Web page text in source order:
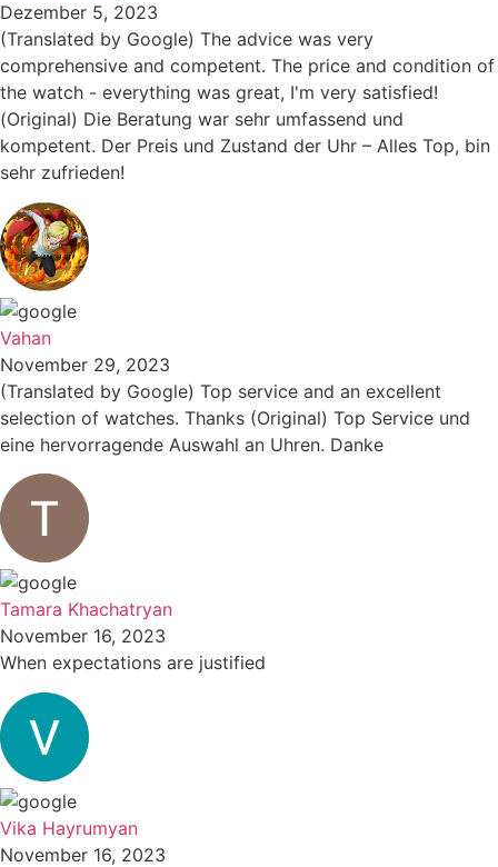
Dezember 5, 2023
(Translated by Google) The advice was very
comprehensive and competent. The price and condition of
the watch - everything was great, I'm very satisfied!
(Original) Die Beratung war sehr umfassend und
kompetent. Der Preis und Zustand der Uhr – Alles Top, bin
sehr zufrieden!
Vahan
November 29, 2023
(Translated by Google) Top service and an excellent
selection of watches. Thanks (Original) Top Service und
eine hervorragende Auswahl an Uhren. Danke
Tamara Khachatryan
November 16, 2023
When expectations are justified
Vika Hayrumyan
November 16, 2023